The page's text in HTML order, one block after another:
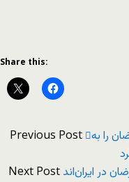
Share this:
Previous Post را به
Next Post در ایران‌اند